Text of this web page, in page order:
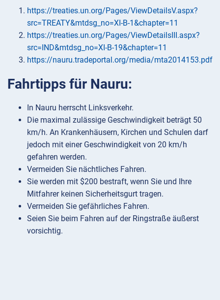
https://treaties.un.org/Pages/ViewDetailsV.aspx?
src=TREATY&mtdsg_no=XI-B-1&chapter=11
https://treaties.un.org/Pages/ViewDetailsIII.aspx?
src=IND&mtdsg_no=XI-B-19&chapter=11
https://nauru.tradeportal.org/media/mta2014153.pdf
Fahrtipps für Nauru:
In Nauru herrscht Linksverkehr.
Die maximal zulässige Geschwindigkeit beträgt 50
km/h. An Krankenhäusern, Kirchen und Schulen darf
jedoch mit einer Geschwindigkeit von 20 km/h
gefahren werden.
Vermeiden Sie nächtliches Fahren.
Sie werden mit $200 bestraft, wenn Sie und Ihre
Mitfahrer keinen Sicherheitsgurt tragen.
Vermeiden Sie gefährliches Fahren.
Seien Sie beim Fahren auf der Ringstraße äußerst
vorsichtig.